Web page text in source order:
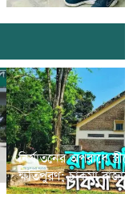
নির্যাতনের অপরাধে
ক্ষতিপুরণ; চাকমা